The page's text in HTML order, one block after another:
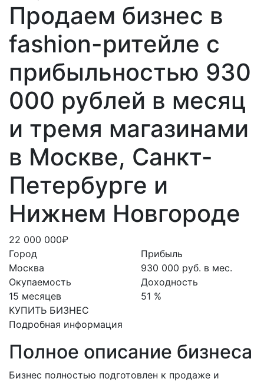
Продаем бизнес в
fashion-ритейле с
прибыльностью 930
000 рублей в месяц
и тремя магазинами
в Москве, Санкт-
Петербурге и
Нижнем Новгороде
22 000 000₽
Город
Москва
Окупаемость
15 месяцев
КУПИТЬ БИЗНЕС
Прибыль
930 000 руб. в мес.
Доходность
51 %
Подробная информация
Полное описание бизнеса
Бизнес полностью подготовлен к продаже и